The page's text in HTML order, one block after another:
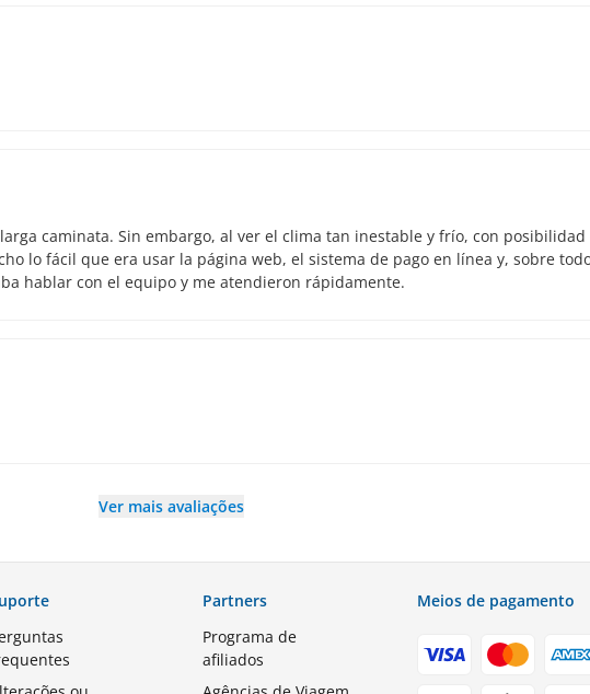
caminata. Sin embargo, al ver el clima tan inestable y frío, con posibilidad
lo fácil que era usar la página web, el sistema de pago en línea y, sobre
hablar con el equipo y me atendieron rápidamente.
Ver mais avaliações
Partners
Programa de
afiliados
Meios de pagamento